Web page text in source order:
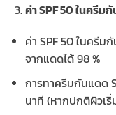
ค่า SPF 50 ในครีม
ค่า SPF 50 ในครี
จากแดดได้ 98 %
การทาครีมกันแดด
นาที (หากปกติผิวเริ่